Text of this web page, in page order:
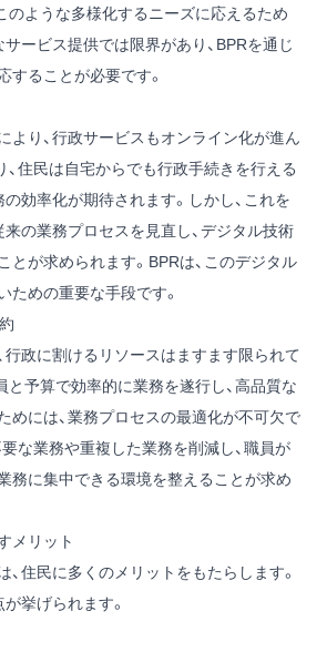
のような多様化するニーズに応えるため
サービス提供では限界があり、BPRを通じ
することが必要です。
より、行政サービスもオンライン化が進ん
、住民は自宅からでも行政手続きを行える
の効率化が期待されます。しかし、これを
来の業務プロセスを見直し、デジタル技術
とが求められます。BPRは、このデジタル
ための重要な手段です。
行政に割けるリソースはますます限られて
と予算で効率的に業務を遂行し、高品質な
めには、業務プロセスの最適化が不可欠で
要な業務や重複した業務を削減し、職員が
務に集中できる環境を整えることが求め
メリット
、住民に多くのメリットをもたらします。
挙げられます。